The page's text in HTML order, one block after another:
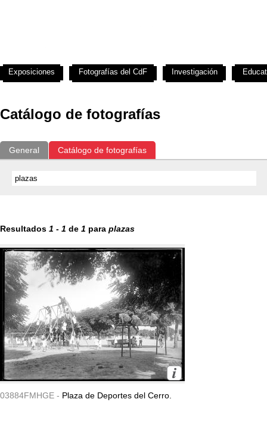
Catálogo de fotografías
General Catálogo de fotografías
Resultados 1 - 1 de 1 para plazas
03884FMHGE - Plaza de Deportes del Cerro.
Exposiciones Fotografías del CdF Investigación